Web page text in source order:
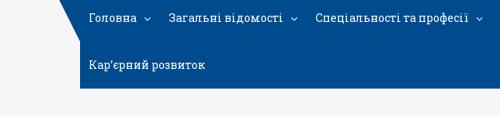
Головна Загальні відомості Спеціальності та професії
Кар’єрний розвиток